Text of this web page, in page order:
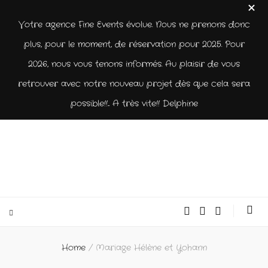
Votre agence Fine Events évolue. Nous ne prenons donc
plus, pour le moment, de réservation pour 2025. Pour
2026, nous vous tenons informés. Au plaisir de vous
retrouver avec notre nouveau projet dès que cela sera
possible!!... A très vite!! Delphine
Home / Mariage Hélène et Yohann